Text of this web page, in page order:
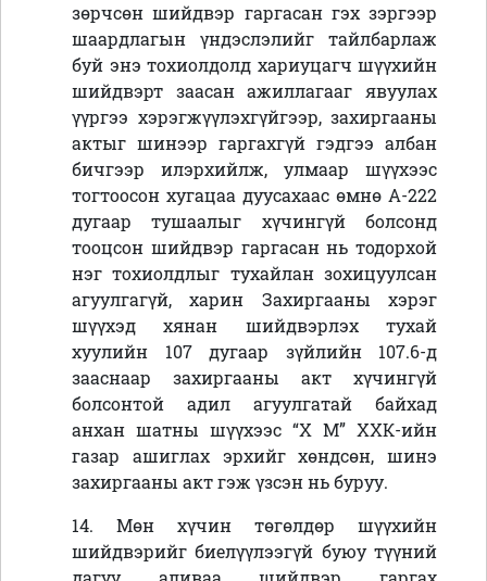
зөрчсөн шийдвэр гаргасан гэх зэргээр
шаардлагын үндэслэлийг тайлбарлаж
буй энэ тохиолдолд хариуцагч шүүхийн
шийдвэрт заасан ажиллагааг явуулах
үүргээ хэрэгжүүлэхгүйгээр, захиргааны
актыг шинээр гаргахгүй гэдгээ албан
бичгээр илэрхийлж, улмаар шүүхээс
тогтоосон хугацаа дуусахаас өмнө А-222
дугаар тушаалыг хүчингүй болсонд
тооцсон шийдвэр гаргасан нь тодорхой
нэг тохиолдлыг тухайланзохицуулсан
агуулгагүй, харин Захиргааны хэрэг
шүүхэд хянан шийдвэрлэх тухай
хуулийн 107 дугаар зүйлийн 107.6-д
зааснаар захиргааны акт хүчингүй
болсонтой адил агуулгатай байхад
анхан шатны шүүхээс “Х М” ХХК-ийн
газар ашиглах эрхийг хөндсөн, шинэ
захиргааны акт гэж үзсэн нь буруу.
14. Мөн хүчин төгөлдөр шүүхийн
шийдвэрийг биелүүлээгүй буюу түүний